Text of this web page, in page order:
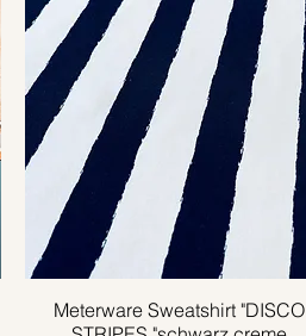
Schnellansicht
Meterware Sweatshirt "DISCO